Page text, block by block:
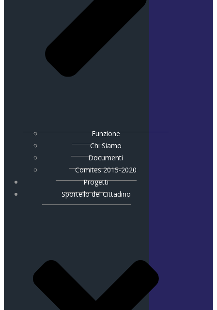
Funzione
Chi Siamo
Documenti
Comites 2015-2020
Progetti
Sportello del Cittadino